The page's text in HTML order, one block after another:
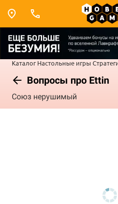
Каталог Настольные игры
Вопросы про Ettin
Союз нерушимый